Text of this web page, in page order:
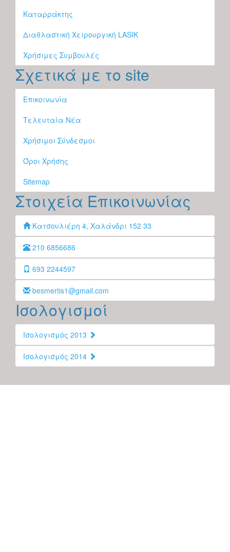
Καταρράκτης
Διαθλαστική Χειρουργική LASIK
Χρήσιμες Συμβουλές
Σχετικά με το site
Επικοινωνία
Τελευταία Νέα
Χρήσιμοι Σύνδεσμοι
Όροι Χρήσης
Sitemap
Στοιχεία Επικοινωνίας
Κατσουλιέρη 4, Χαλάνδρι 152 33
210 6856686
693 2244597
besmertis1@gmail.com
Ισολογισμοί
Ισολογισμός 2013
Ισολογισμός 2014